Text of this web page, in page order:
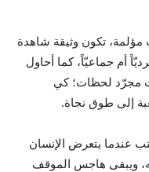
تكون وثيقة شاهدة
أم جماعيّاً، كما أحاول
مجرّد لحظات؛ كي
إلى طوق نجاة.
عندما يتعرض الإنسان
ويبقى هاجس الموقف